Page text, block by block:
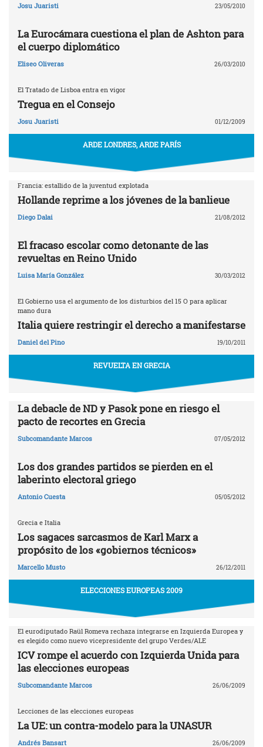
Josu Juaristi 23/05/2010
La Eurocámara cuestiona el plan de Ashton para
el cuerpo diplomático
Eliseo Oliveras 26/03/2010
El Tratado de Lisboa entra en vigor
Tregua en el Consejo
Josu Juaristi 01/12/2009
ARDE LONDRES, ARDE PARÍS
Francia: estallido de la juventud explotada
Hollande reprime a los jóvenes de la banlieue
Diego Dalai 21/08/2012
El fracaso escolar como detonante de las
revueltas en Reino Unido
Luisa María González 30/03/2012
El Gobierno usa el argumento de los disturbios del 15 O para aplicar
mano dura
Italia quiere restringir el derecho a manifestarse
Daniel del Pino 19/10/2011
REVUELTA EN GRECIA
La debacle de ND y Pasok pone en riesgo el
pacto de recortes en Grecia
Subcomandante Marcos 07/05/2012
Los dos grandes partidos se pierden en el
laberinto electoral griego
Antonio Cuesta 05/05/2012
Grecia e Italia
Los sagaces sarcasmos de Karl Marx a
propósito de los «gobiernos técnicos»
Marcello Musto 26/12/2011
ELECCIONES EUROPEAS 2009
El eurodiputado Raül Romeva rechaza integrarse en Izquierda Europea y
es elegido como nuevo vicepresidente del grupo Verdes/ALE
ICV rompe el acuerdo con Izquierda Unida para
las elecciones europeas
Subcomandante Marcos 26/06/2009
Lecciones de las elecciones europeas
La UE: un contra-modelo para la UNASUR
Andrés Bansart 26/06/2009